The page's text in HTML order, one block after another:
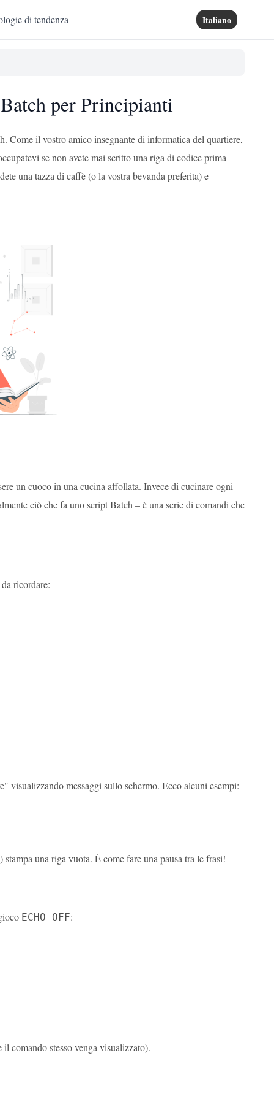
di tendenza Italiano
per Principianti
il vostro amico insegnante di informatica del quartiere,
se non avete mai scritto una riga di codice prima –
una tazza di caffè (o la vostra bevanda preferita) e
un cuoco in una cucina affollata. Invece di cucinare ogni
ciò che fa uno script Batch – è una serie di comandi che
ricordare:
visualizzando messaggi sullo schermo. Ecco alcuni esempi:
) stampa una riga vuota. È come fare una pausa tra le frasi!
ECHO OFF:
comando stesso venga visualizzato).